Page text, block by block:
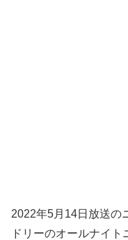
2022年5月14日放送の
ドリーのオールナイト